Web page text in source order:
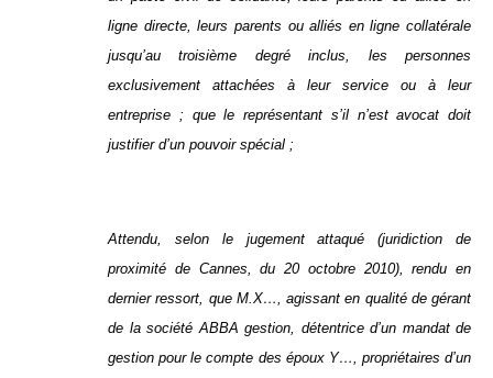
ligne directe, leurs parents ou alliés en ligne collatérale
jusqu’au troisième degré inclus, les personnes
exclusivement attachées à leur service ou à leur
entreprise ; que le représentant s’il n’est avocat doit
justifier d’un pouvoir spécial ;
Attendu, selon le jugement attaqué (juridiction de
proximité de Cannes, du 20 octobre 2010), rendu en
dernier ressort, que M.X…, agissant en qualité de gérant
de la société ABBA gestion, détentrice d’un mandat de
gestion pour le compte des époux Y…, propriétaires d’un